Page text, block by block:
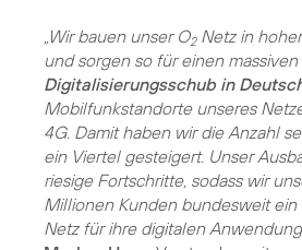
„Wir bauen unser O2Netz in
und sorgen so für einen massiven
Digitalisierungsschub in
Mobilfunkstandorte unseres
4G. Damit haben wir die Anzahl
ein Viertel gesteigert. Unser
riesige Fortschritte, sodass wir
Millionen Kunden bundesweit ein
Netz für ihre digitalen